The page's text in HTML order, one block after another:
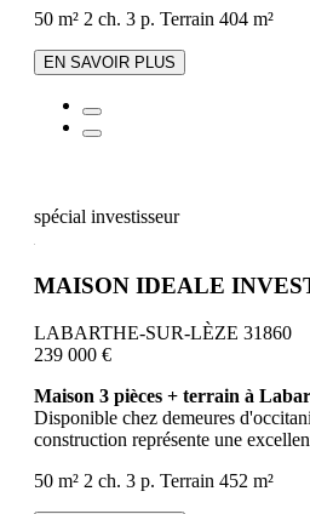
50 m² 2 ch. 3 p. Terrain 404 m²
EN SAVOIR PLUS
spécial investisseur
MAISON IDEALE
LABARTHE-SUR-LÈZE 31860
239 000 €
Maison 3 pièces + terrain à
Disponible chez demeures
construction représente une
50 m² 2 ch. 3 p. Terrain 452 m²